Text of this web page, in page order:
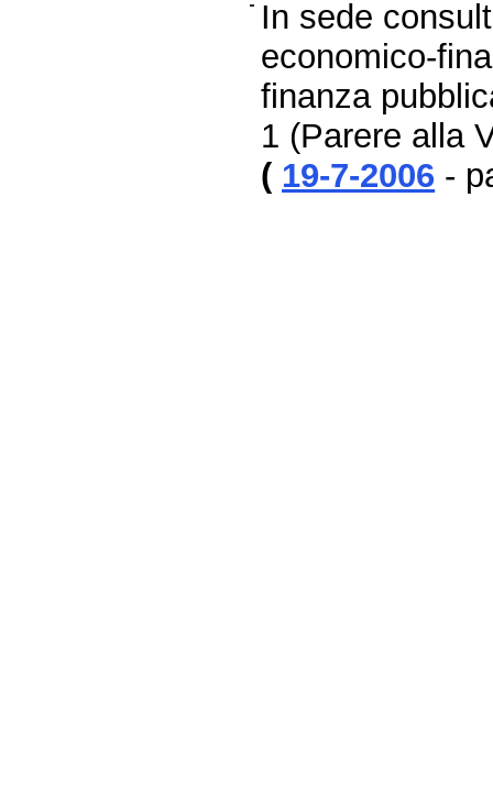
In sede
economico-
finanza
1 (Parere alla
( 19-7-2006 -